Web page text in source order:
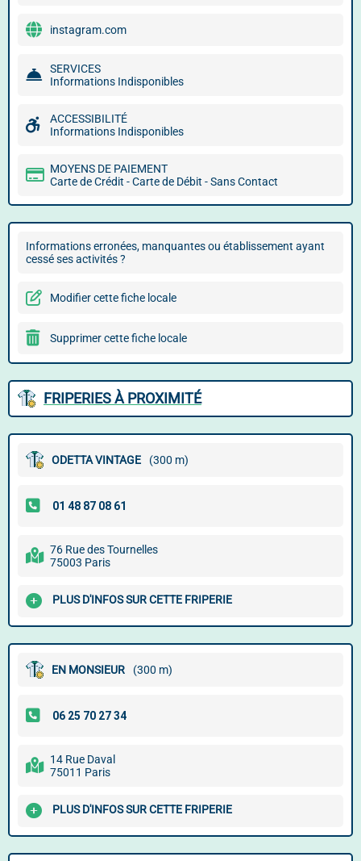
instagram.com
SERVICES
Informations Indisponibles
ACCESSIBILITÉ
Informations Indisponibles
MOYENS DE PAIEMENT
Carte de Crédit - Carte de Débit - Sans Contact
Informations erronées, manquantes ou établissement ayant
cessé ses activités ?
Modifier cette fiche locale
Supprimer cette fiche locale
FRIPERIES À PROXIMITÉ
ODETTA VINTAGE (300 m)
76 Rue des Tournelles
75003 Paris
PLUS D'INFOS SUR CETTE FRIPERIE
EN MONSIEUR (300 m)
14 Rue Daval
75011 Paris
PLUS D'INFOS SUR CETTE FRIPERIE